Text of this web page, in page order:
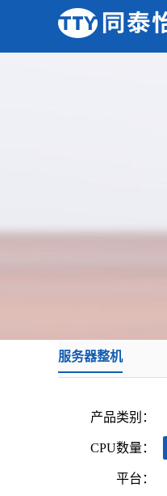
服务器整机
产品类别：
CPU数量：
平台：